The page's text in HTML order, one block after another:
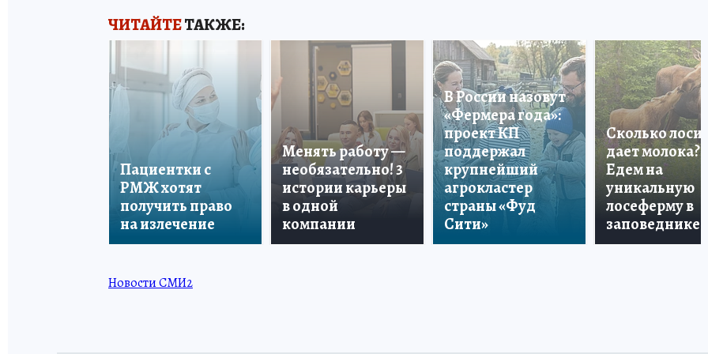
ЧИТАЙТЕТАКЖЕ:
Пациентки с
РМЖ хотят
получить право
на излечение
Менять работу —
необязательно! 3
истории карьеры
в одной
компании
В России назовут
«Фермера года»:
проект КП
поддержал
крупнейший
агрокластер
страны «Фуд
Сити»
Сколько лосиха
дает молока?
Едем на
уникальную
лосеферму в
заповеднике!
Новости СМИ2